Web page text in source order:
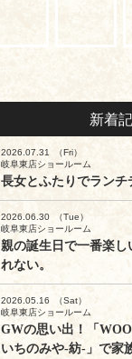
新着
2026.07.31
（Fri）
岐阜東店ショールーム
長女とふたりでランチ
2026.06.30
（Tue）
岐阜東店ショールーム
親の誕生日で一番楽し
れない。
2026.05.16
（Sat）
岐阜東店ショールーム
GWの思い出！「
いちのみや-紡-」で家